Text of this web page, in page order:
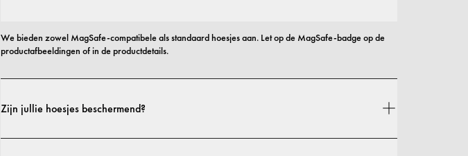
We bieden zowel MagSafe-compatibele als standaard hoesjes aan. Let op de MagSafe-badge op de
productafbeeldingen of in de productdetails.
Zijn jullie hoesjes beschermend?